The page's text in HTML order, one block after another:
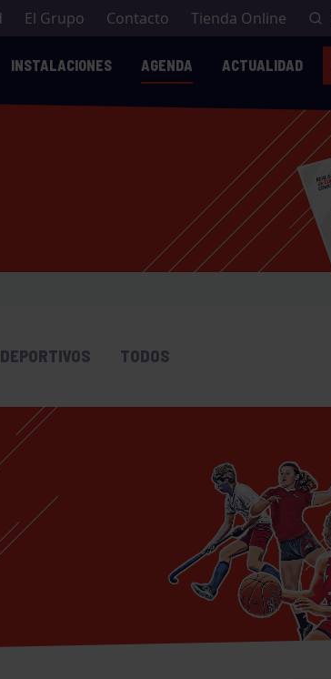
El Grupo Contacto Tienda Online
INSTALACIONES AGENDA ACTUALIDAD
TODOS